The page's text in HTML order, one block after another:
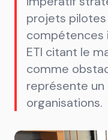
projets
compétences
ETI citant le
comme
représente
organisations.